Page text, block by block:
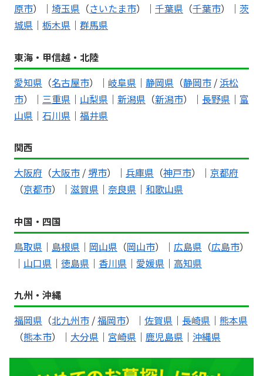
原市）｜ 埼玉県 （さいたま市）｜ 千葉県 （千葉市）｜ 茨
城県 ｜ 栃木県 ｜ 群馬県
東海・甲信越・北陸
愛知県 （名古屋市）｜ 岐阜県 ｜ 静岡県 （静岡市 / 浜松
市）｜ 三重県 ｜ 山梨県 ｜ 新潟県 （新潟市）｜ 長野県 ｜ 富
山県 ｜ 石川県 ｜ 福井県
関西
大阪府 （大阪市 / 堺市）｜ 兵庫県 （神戸市）｜ 京都府
（京都市）｜ 滋賀県 ｜ 奈良県 ｜ 和歌山県
中国・四国
鳥取県 ｜ 島根県 ｜ 岡山県 （岡山市）｜ 広島県 （広島市）
｜ 山口県 ｜ 徳島県 ｜ 香川県 ｜ 愛媛県 ｜ 高知県
九州・沖縄
福岡県 （北九州市 /福岡市）｜ 佐賀県 ｜ 長崎県 ｜ 熊本県
（熊本市）｜ 大分県 ｜ 宮崎県 ｜ 鹿児島県 ｜ 沖縄県